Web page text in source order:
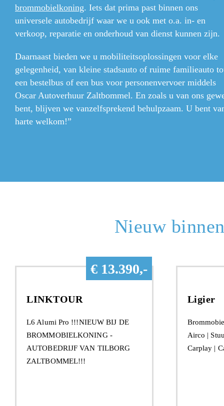
brommobielkoning. Iets dat prima past binnen ons
universele autobedrijf waar we u ook met o.a. in- en
verkoop, reparatie en onderhoud van dienst kunnen zijn.
Daarnaast bieden we u mobiliteitsoplossingen voor elke
gelegenheid, van kleine stadsauto of ruime familieauto
een bestelbus of een bus voor personenvervoer middels
Oscar Autoverhuur Zaltbommel. En zoals u van ons
bent, blijven we vanzelfsprekend behulpzaam. U bent
harte welkom!”
Nieuw
€ 13.390,-
LINKTOUR
L6 Alumi Pro !!!NIEUW BIJ DE
BROMMOBIELKONING -
AUTOBEDRIJF VAN TILBORG
ZALTBOMMEL!!!
Ligier
Airco |
Carplay |